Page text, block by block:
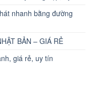
nhanh bằng đường
BẢN – GIÁ RẺ
giá rẻ, uy tín